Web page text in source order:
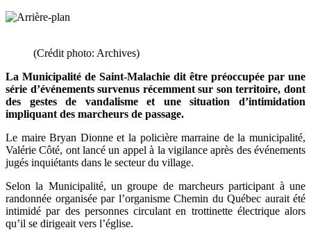
(Crédit photo: Archives)
La Municipalité de Saint-Malachie dit être préoccupée par une
série d’événements survenus récemment sur son territoire, dont
des gestes de vandalisme et une situation d’intimidation
impliquant des marcheurs de passage.
Le maire Bryan Dionne et la policière marraine de la municipalité,
Valérie Côté, ont lancé un appel à la vigilance après des événements
jugés inquiétants dans le secteur du village.
Selon la Municipalité, un groupe de marcheurs participant à une
randonnée organisée par l’organisme Chemin du Québec aurait été
intimidé par des personnes circulant en trottinette électrique alors
qu’il se dirigeait vers l’église.